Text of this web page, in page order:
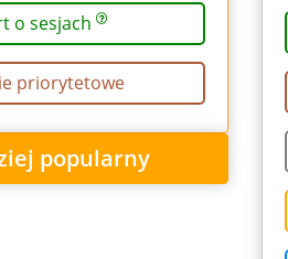
o sesjach
priorytetowe
popularny